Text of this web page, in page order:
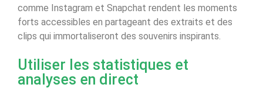
comme Instagram et Snapchat rendent les moments
forts accessibles en partageant des extraits et des
clips qui immortaliseront des souvenirs inspirants.
Utiliser les statistiques et
analyses en direct